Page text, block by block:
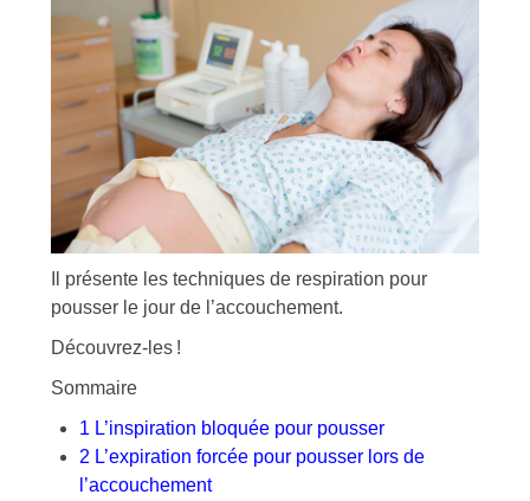
Il présente les techniques de respiration pour
pousser le jour de l’accouchement.
Découvrez-les !
Sommaire
1 L’inspiration bloquée pour pousser
2 L’expiration forcée pour pousser lors de
l’accouchement